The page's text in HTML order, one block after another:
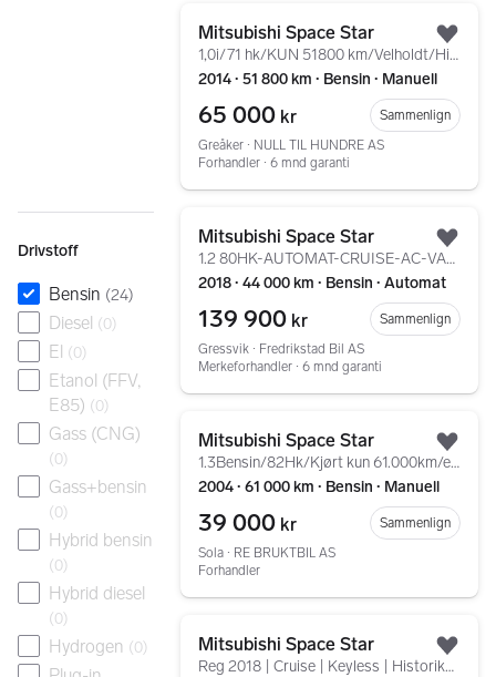
Drivstoff
Bensin (24)
Diesel (0)
El (0)
Etanol (FFV,
E85) (0)
Gass (CNG)
(0)
Gass+bensin
(0)
Hybrid bensin
(0)
Hybrid diesel
(0)
Hydrogen (0)
Mitsubishi Space Star
1,0i/71 hk/KUN 51800 km/Velholdt/Historikk/EU 12.27
2014 ∙ 51 800 km ∙ Bensin ∙ Manuell
65 000 kr
Sammenlign
Greåker ∙ NULL TIL HUNDRE AS
Forhandler ∙ 6 mnd garanti
Mitsubishi Space Star
1.2 80HK-AUTOMAT-CRUISE-AC-VARMESETER-ISOFIX-LAV KM
2018 ∙ 44 000 km ∙ Bensin ∙ Automat
139 900 kr
Sammenlign
Gressvik ∙ Fredrikstad Bil AS
Merkeforhandler ∙ 6 mnd garanti
Mitsubishi Space Star
1.3Bensin/82Hk/Kjørt kun 61.000km/eu til 09-2026
2004 ∙ 61 000 km ∙ Bensin ∙ Manuell
39 000 kr
Sammenlign
Sola ∙ RE BRUKTBIL AS
Forhandler
Mitsubishi Space Star
Reg 2018 | Cruise | Keyless | Historikk | EU 2/28